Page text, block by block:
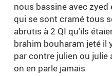
nous bassine avec
qui se sont cramé tous
abrutis à 2 QI qu'ils
brahim bouharam jeté il
par contre julien ou julie
on en parle jamais